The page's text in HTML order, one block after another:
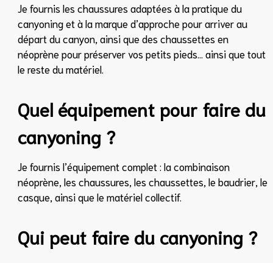
Je fournis les chaussures adaptées à la pratique du
canyoning et à la marque d’approche pour arriver au
départ du canyon, ainsi que des chaussettes en
néoprène pour préserver vos petits pieds… ainsi que tout
le reste du matériel.
Quel équipement pour faire du
canyoning ?
Je fournis l’équipement complet : la combinaison
néoprène, les chaussures, les chaussettes, le baudrier, le
casque, ainsi que le matériel collectif.
Qui peut faire du canyoning ?